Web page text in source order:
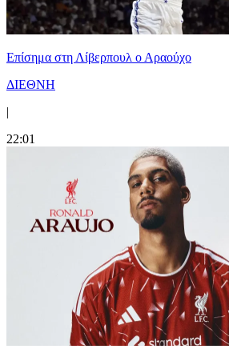
Επίσημα στη Λίβερπουλ ο Αραούχο
ΔΙΕΘΝΗ
|
22:01